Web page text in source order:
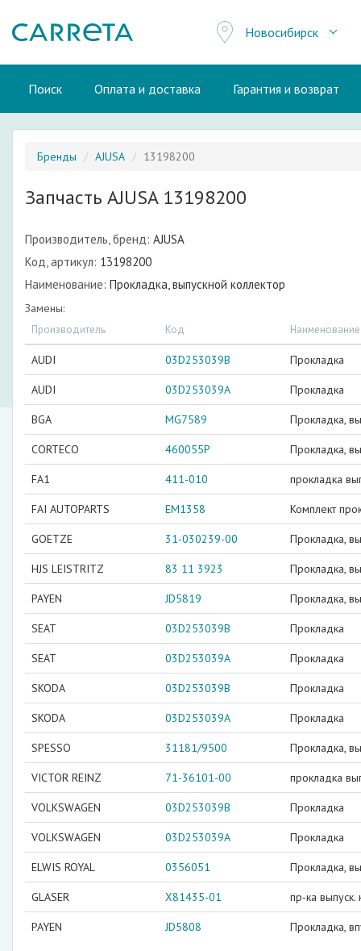
Новосибирск
Поиск Оплата и доставка Гарантия и возврат
Бренды AJUSA 13198200
Запчасть AJUSA 13198200
Производитель, бренд: AJUSA
Код, артикул: 13198200
Наименование: Прокладка, выпускной коллектор
Замены:
Производитель Код Наименование
AUDI 03D253039B Прокладка
AUDI 03D253039A Прокладка
BGA MG7589 Прокладка,
CORTECO 460055P Прокладка,
FA1 411-010 прокладка
FAI AUTOPARTS EM1358 Комплект
GOETZE 31-030239-00 Прокладка,
HJS LEISTRITZ 83 11 3923 Прокладка,
PAYEN JD5819 Прокладка,
SEAT 03D253039B Прокладка
SEAT 03D253039A Прокладка
SKODA 03D253039B Прокладка
SKODA 03D253039A Прокладка
SPESSO 31181/9500 Прокладка,
VICTOR REINZ 71-36101-00 прокладка
VOLKSWAGEN 03D253039B Прокладка
VOLKSWAGEN 03D253039A Прокладка
ELWIS ROYAL 0356051 Прокладка,
GLASER X81435-01 пр-ка выпуск.
PAYEN JD5808 Прокладка,